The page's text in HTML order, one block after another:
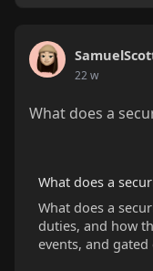
22 w
What does a
What does a
What does a
duties, and how
events, and